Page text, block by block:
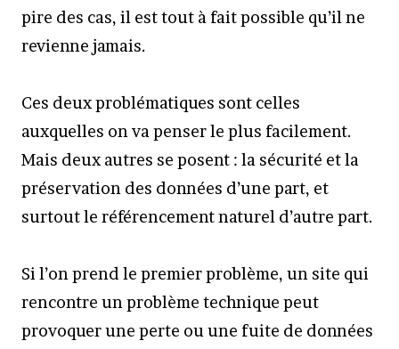
pire des cas, il est tout à fait possible qu’il ne
revienne jamais.
Ces deux problématiques sont celles
auxquelles on va penser le plus facilement.
Mais deux autres se posent : la sécurité et la
préservation des données d’une part, et
surtout le référencement naturel d’autre part.
Si l’on prend le premier problème, un site qui
rencontre un problème technique peut
provoquer une perte ou une fuite de données